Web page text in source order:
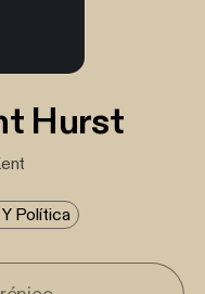
Hurst
Política